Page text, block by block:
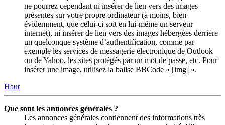
ne pourrez cependant ni insérer de lien vers des images
présentes sur votre propre ordinateur (à moins, bien
évidemment, que celui-ci soit en lui-même un serveur
internet), ni insérer de lien vers des images hébergées derrière
un quelconque système d’authentification, comme par
exemple les services de messagerie électronique de Outlook
ou de Yahoo, les sites protégés par un mot de passe, etc. Pour
insérer une image, utilisez la balise BBCode « [img] ».
Haut
Que sont les annonces générales ?
Les annonces générales contiennent des informations très